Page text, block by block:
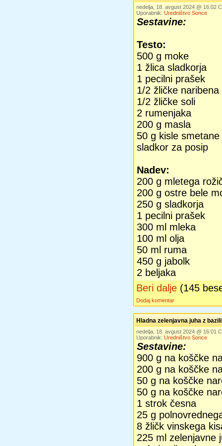
nedelja, 18. avgust 2024 @ 16:02
Uporabnik: Uredništvo Sonce
Sestavine:
Testo:
500 g moke
1 žlica sladkorja
1 pecilni prašek
1/2 žličke
1/2 žličke soli
2 rumenjaka
200 g masla
50 g kisle smetane
sladkor za posip
Nadev:
200 g mletega
200 g ostre bele
250 g sladkorja
1 pecilni prašek
300 ml mleka
100 ml olja
50 ml ruma
450 g jabolk
2 beljaka
Beri dalje (145
Dodaj komentar
Hladna zelenjavna juha z
nedelja, 18. avgust 2024 @ 16:01
Uporabnik: Uredništvo Sonce
Sestavine:
900 g na koščke
200 g na koščke
50 g na koščke
50 g na koščke
1 strok česna
25 g
8 žličk vinskega
225 ml zelenjavne